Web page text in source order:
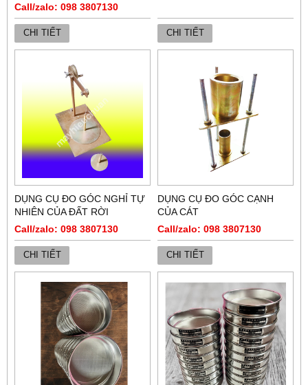
Call/zalo: 098 3807130
CHI TIẾT CHI TIẾT
DỤNG CỤ ĐO GÓC NGHỈ TỰ
NHIÊN CỦA ĐẤT RỜI
Call/zalo: 098 3807130
CHI TIẾT
DỤNG CỤ ĐO GÓC CẠNH
CỦA CÁT
Call/zalo: 098 3807130
CHI TIẾT